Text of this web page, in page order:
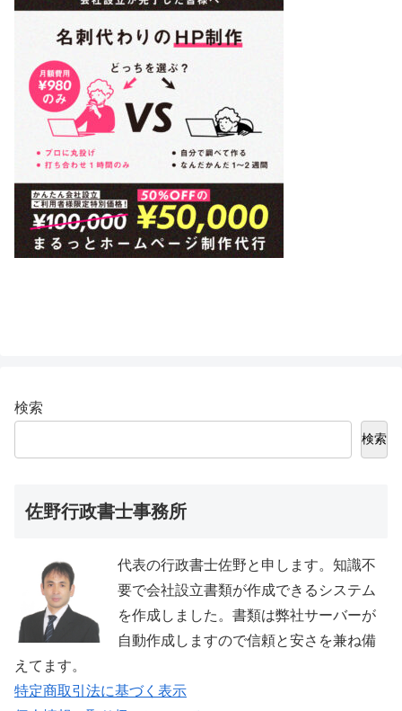
検索
検索
佐野行政書士事務所
代表の行政書士佐野と申します。知識不
要で会社設立書類が作成できるシステム
を作成しました。書類は弊社サーバーが
自動作成しますので信頼と安さを兼ね備
えてます。
特定商取引法に基づく表示